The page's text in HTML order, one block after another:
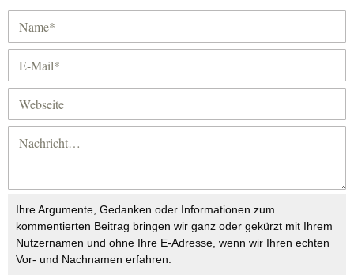
Ihre Argumente, Gedanken oder Informationen zum
kommentierten Beitrag bringen wir ganz oder gekürzt mit Ihrem
Nutzernamen und ohne Ihre E-Adresse, wenn wir Ihren echten
Vor- und Nachnamen erfahren.